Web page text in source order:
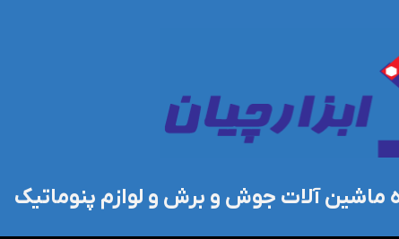
ماشین آلات جوش و برش و لوازم پنوماتیک